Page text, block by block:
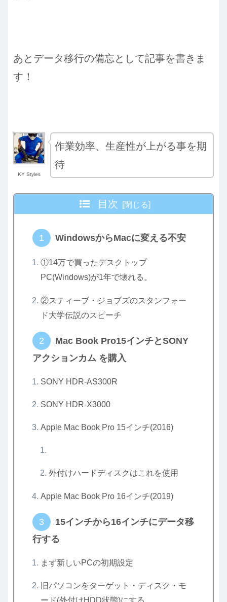
あとデータ移行の備忘として記事を書きま
す！
KY Styles
作業効率、生産性が上がる事を期
待
目次
WindowsからMacに変える不安
①14万で買ったデスクトップ
PC(Windows)が1年で壊れる。
②スティーブ・ジョブズのスタンフォー
ド大学伝説のスピーチ
Mac Book Pro15インチとSONY
アクションカム を購入
SONY HDR-AS300R
SONY HDR-X3000
Apple Mac Book Pro 15インチ(2016)
外付けハードディスクはこれを使用
Apple Mac Book Pro 16インチ(2019)
15インチから16インチにデータ移
行する
まず新しいPCの初期設定
旧パソコンをターゲット・ディスク・モ
ード(外付けHDD状態)にする